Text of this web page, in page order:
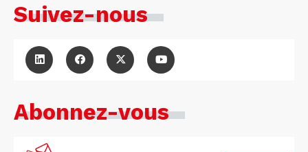
Suivez-nous
Abonnez-vous